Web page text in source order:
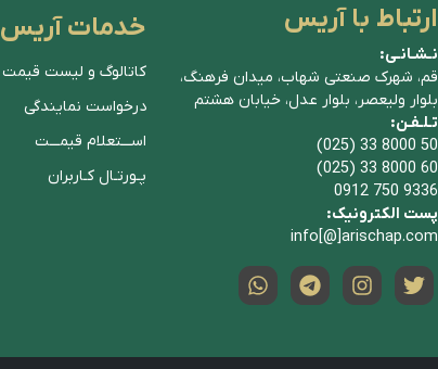
ارتباط با آریس
نـشـانـی:
قم، شهرک صنعتی شهاب، میدان فرهنگ،
بلوار ولیعصر، بلوار عدل، خیابان هشتم
تـلـفـن:
(025) 33 8000 50
(025) 33 8000 60
0912 750 9336
پست الکترونیک:
info[@]arischap.com
خدمات آریس
کاتالوگ و لیست قیمت
درخواست نمایندگی
اســـتعلام قیمـــت
پـورتـال کـاربران